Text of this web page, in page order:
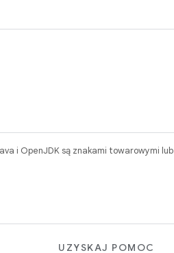
i OpenJDK są znakami towarowymi lub
UZYSKAJ POMOC